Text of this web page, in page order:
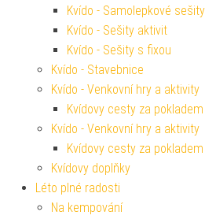
Kvído - Samolepkové sešity
Kvído - Sešity aktivit
Kvído - Sešity s fixou
Kvído - Stavebnice
Kvído - Venkovní hry a aktivity
Kvídovy cesty za pokladem
Kvído - Venkovní hry a aktivity
Kvídovy cesty za pokladem
Kvídovy doplňky
Léto plné radosti
Na kempování